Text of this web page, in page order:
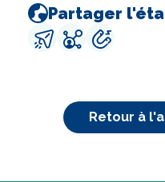
Partager
Retour à